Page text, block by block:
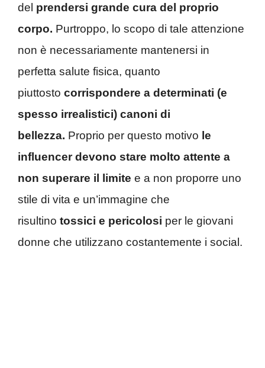
del prendersi grande cura del proprio
corpo. Purtroppo, lo scopo di tale attenzione
non è necessariamente mantenersi in
perfetta salute fisica, quanto
piuttosto corrispondere a determinati (e
spesso irrealistici) canoni di
bellezza. Proprio per questo motivo le
influencer devono stare molto attente a
non superare il limite e a non proporre uno
stile di vita e un’immagine che
risultino tossici e pericolosi per le giovani
donne che utilizzano costantemente i social.